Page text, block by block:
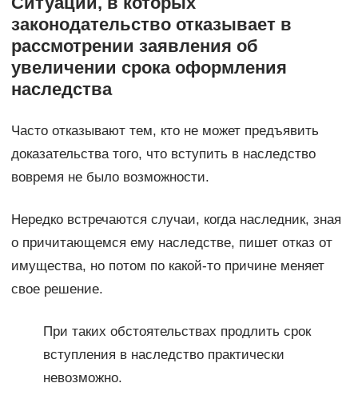
законодательство отказывает в
рассмотрении заявления об
увеличении срока оформления
наследства
Часто отказывают тем, кто не может предъявить
доказательства того, что вступить в наследство
вовремя не было возможности.
Нередко встречаются случаи, когда наследник, зная
о причитающемся ему наследстве, пишет отказ от
имущества, но потом по какой-то причине меняет
свое решение.
При таких обстоятельствах продлить срок
вступления в наследство практически
невозможно.